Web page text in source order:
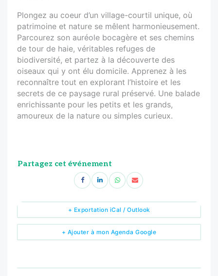
Plongez au coeur d’un village-courtil unique, où
patrimoine et nature se mêlent harmonieusement.
Parcourez son auréole bocagère et ses chemins
de tour de haie, véritables refuges de
biodiversité, et partez à la découverte des
oiseaux qui y ont élu domicile. Apprenez à les
reconnaître tout en explorant l’histoire et les
secrets de ce paysage rural préservé. Une balade
enrichissante pour les petits et les grands,
amoureux de la nature ou simples curieux.
Partagez cet événement
+ Ajouter à mon Agenda Google
+ Exportation iCal / Outlook